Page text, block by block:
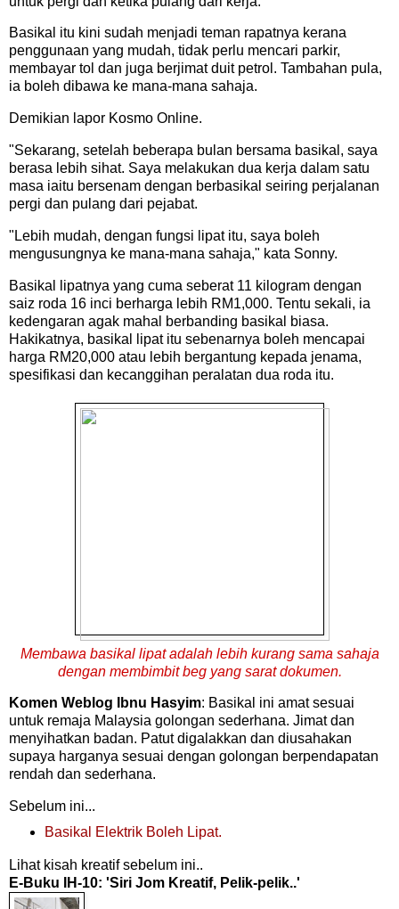
Basikal itu kini sudah menjadi teman rapatnya kerana
penggunaan yang mudah, tidak perlu mencari parkir,
membayar tol dan juga berjimat duit petrol. Tambahan pula,
ia boleh dibawa ke mana-mana sahaja.
Demikian lapor Kosmo Online.
"Sekarang, setelah beberapa bulan bersama basikal, saya
berasa lebih sihat. Saya melakukan dua kerja dalam satu
masa iaitu bersenam dengan berbasikal seiring perjalanan
pergi dan pulang dari pejabat.
"Lebih mudah, dengan fungsi lipat itu, saya boleh
mengusungnya ke mana-mana sahaja," kata Sonny.
Basikal lipatnya yang cuma seberat 11 kilogram dengan
saiz roda 16 inci berharga lebih RM1,000. Tentu sekali, ia
kedengaran agak mahal berbanding basikal biasa.
Hakikatnya, basikal lipat itu sebenarnya boleh mencapai
harga RM20,000 atau lebih bergantung kepada jenama,
spesifikasi dan kecanggihan peralatan dua roda itu.
Membawa basikal lipat adalah lebih kurang sama sahaja
dengan membimbit beg yang sarat dokumen.
Komen Weblog Ibnu Hasyim: Basikal ini amat sesuai
untuk remaja Malaysia golongan sederhana. Jimat dan
menyihatkan badan. Patut digalakkan dan diusahakan
supaya harganya sesuai dengan golongan berpendapatan
rendah dan sederhana.
Sebelum ini...
Basikal Elektrik Boleh Lipat.
Lihat kisah kreatif sebelum ini..
E-Buku IH-10: 'Siri Jom Kreatif, Pelik-pelik..'